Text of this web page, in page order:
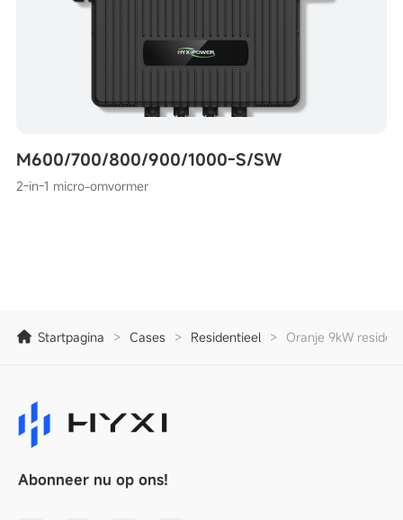
M600/700/800/900/1000-S/SW
2-in-1 micro-omvormer
Startpagina > Cases > Residentieel > Oranje 9kW
Abonneer nu op ons!